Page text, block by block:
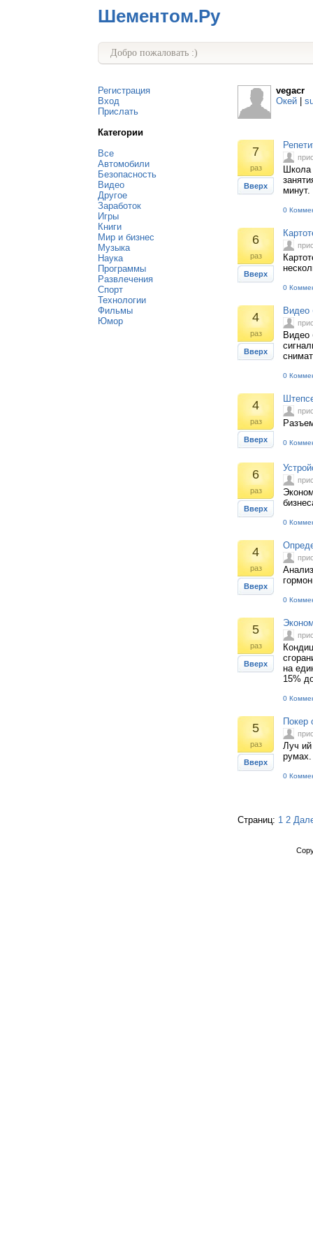
Шементом.Ру
Добро пожаловать :)
Регистрация
Вход
Прислать
Категории
Все
Автомобили
Безопасность
Видео
Другое
Заработок
Игры
Книги
Мир и бизнес
Музыка
Наука
Программы
Развлечения
Спорт
Технологии
Фильмы
Юмор
vegacr
Окей
7
раз
Вверх
Школа
минут.
0
6
раз
Вверх
0
4
раз
Вверх
Видео
Видео
0
4
раз
Вверх 0
6
раз
Вверх
0
4
раз
Вверх
0
5
раз
Вверх
на
15%
0
5
раз
Вверх
Покер
Луч ий
румах.
0
Страниц: 1 2